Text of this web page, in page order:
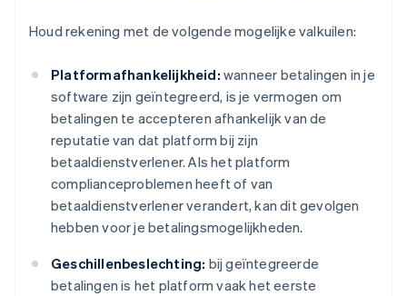
Houd rekening met de volgende mogelijke valkuilen:
Platformafhankelijkheid: wanneer betalingen in je
software zijn geïntegreerd, is je vermogen om
betalingen te accepteren afhankelijk van de
reputatie van dat platform bij zijn
betaaldienstverlener. Als het platform
complianceproblemen heeft of van
betaaldienstverlener verandert, kan dit gevolgen
hebben voor je betalingsmogelijkheden.
Geschillenbeslechting: bij geïntegreerde
betalingen is het platform vaak het eerste